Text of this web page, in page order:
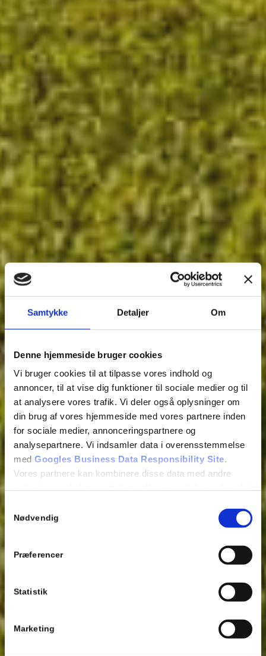
Samtykke Detaljer Om
Denne hjemmeside bruger cookies
Vi bruger cookies til at tilpasse vores indhold og
annoncer, til at vise dig funktioner til sociale medier og til
at analysere vores trafik. Vi deler også oplysninger om
din brug af vores hjemmeside med vores partnere inden
for sociale medier, annonceringspartnere og
analysepartnere. Vi indsamler data i overensstemmelse
med Googles Business Data Responsibility Site.
Vores partnere kan kombinere disse data med andre
Nødvendig
Præferencer
Statistik
Marketing
Wine producers